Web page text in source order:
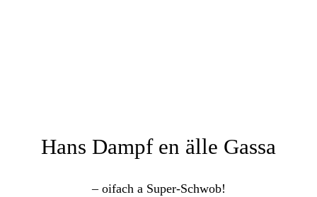
Hans Dampf en älle Gassa
– oifach a Super-Schwob!